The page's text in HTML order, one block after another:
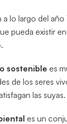
a lo largo del
pueda existir
.
sostenible es
de los seres
las suyas.
es un